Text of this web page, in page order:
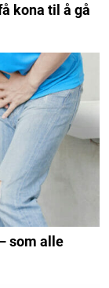
kona til å gå
som alle